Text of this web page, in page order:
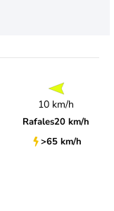
10 km/h
Rafales20 km/h
>65 km/h